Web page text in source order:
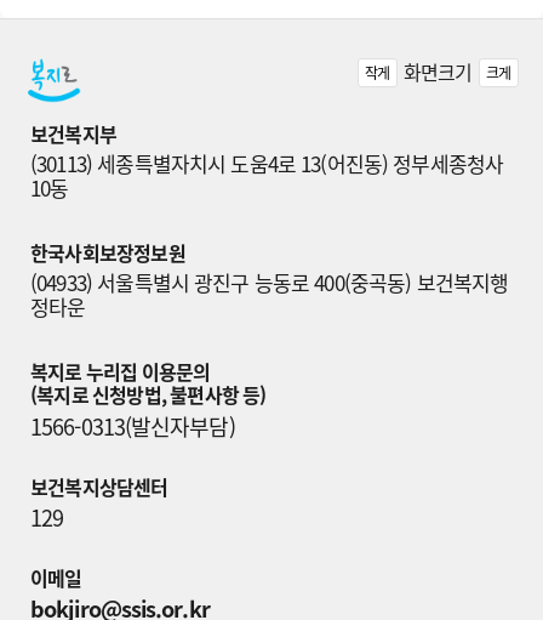
작게 화면크기 크게
보건복지부
(30113) 세종특별자치시 도움4로 13(어진동) 정부세종청사
10동
한국사회보장정보원
(04933) 서울특별시 광진구 능동로 400(중곡동) 보건복지행
정타운
복지로 누리집 이용문의
(복지로 신청방법, 불편사항 등)
1566-0313(발신자부담)
보건복지상담센터
129
이메일
bokjiro@ssis.or.kr